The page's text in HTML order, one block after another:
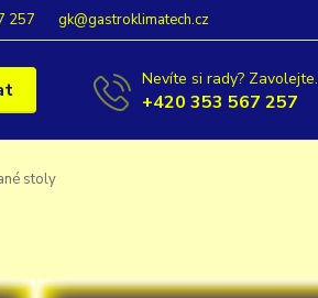
257 gk@gastroklimatech.cz
Nevíte si rady? Zavolejte.
+420 353 567 257
stoly